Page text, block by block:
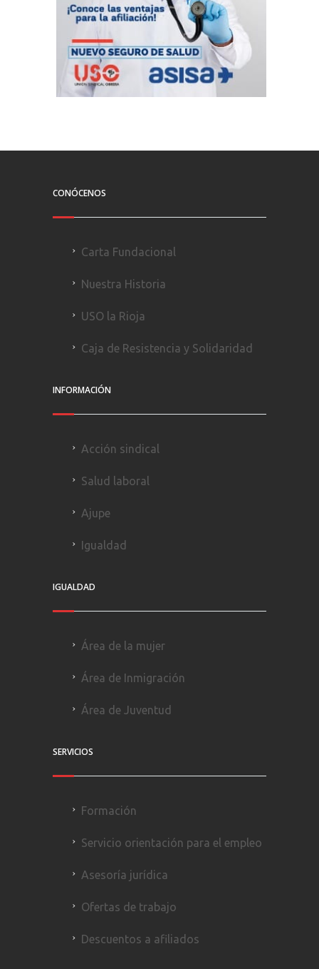
CONÓCENOS
Carta Fundacional
Nuestra Historia
USO la Rioja
Caja de Resistencia y Solidaridad
INFORMACIÓN
Acción sindical
Salud laboral
Ajupe
Igualdad
IGUALDAD
Área de la mujer
Área de Inmigración
Área de Juventud
SERVICIOS
Formación
Servicio orientación para el empleo
Asesoría jurídica
Ofertas de trabajo
Descuentos a afiliados